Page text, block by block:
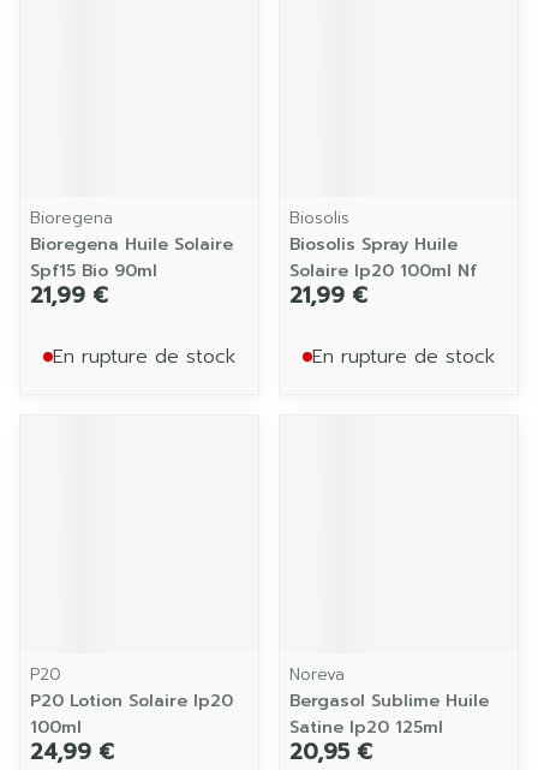
Bioregena
Bioregena Huile Solaire
Spf15 Bio 90ml
21,99 €
En rupture de stock
Biosolis
Biosolis Spray Huile
Solaire Ip20 100ml Nf
21,99 €
En rupture de stock
P20
P20 Lotion Solaire Ip20
100ml
24,99 €
Noreva
Bergasol Sublime Huile
Satine Ip20 125ml
20,95 €